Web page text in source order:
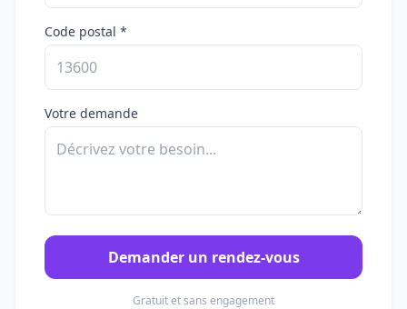
Code postal *
Votre demande
Demander un rendez-vous
Gratuit et sans engagement